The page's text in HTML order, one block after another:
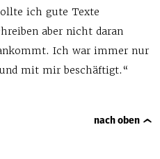
ich gute Texte
aber nicht daran
Ich war immer nur
mit mir beschäftigt.“
nach oben